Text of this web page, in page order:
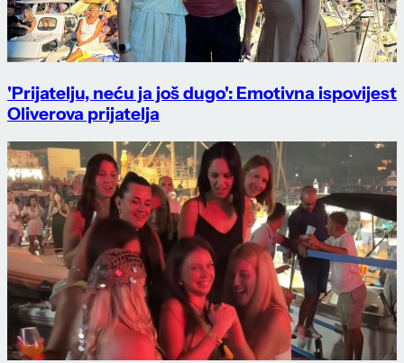
'Prijatelju, neću ja još dugo': Emotivna ispovijest
Oliverova prijatelja